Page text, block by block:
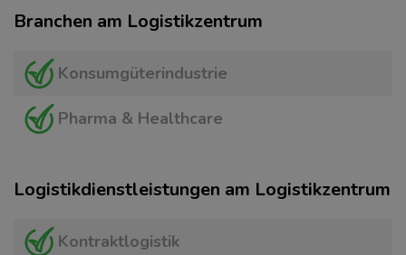
Branchen am Logistikzentrum
Konsumgüterindustrie
Pharma & Healthcare
Logistikdienstleistungen am Logistikzentrum
Kontraktlogistik